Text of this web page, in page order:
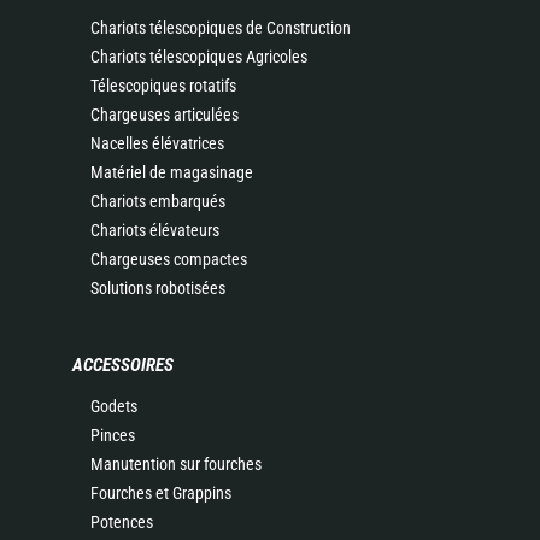
Chariots télescopiques de Construction
Chariots télescopiques Agricoles
Télescopiques rotatifs
Chargeuses articulées
Nacelles élévatrices
Matériel de magasinage
Chariots embarqués
Chariots élévateurs
Chargeuses compactes
Solutions robotisées
ACCESSOIRES
Godets
Pinces
Manutention sur fourches
Fourches et Grappins
Potences